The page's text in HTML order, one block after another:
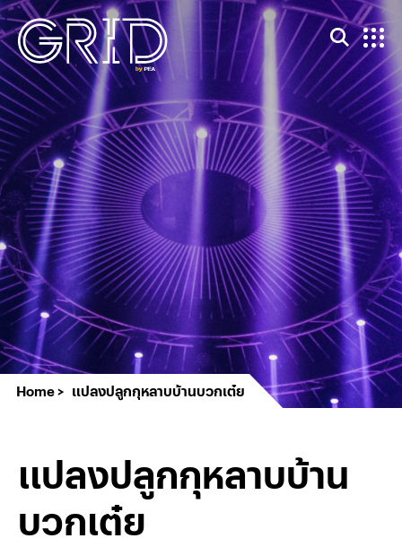
Home แปลงปลูกกุหลาบบ้านบวกเต๋ย
แปลงปลูกกุหลาบบ้าน
บวกเต๋ย